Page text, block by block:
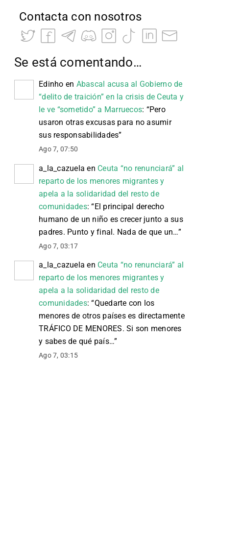
Contacta con nosotros
Se está comentando…
Edinho en Abascal acusa al Gobierno de
“delito de traición” en la crisis de Ceuta y
le ve “sometido” a Marruecos: “Pero
usaron otras excusas para no asumir
sus responsabilidades”
Ago 7, 07:50
a_la_cazuela en Ceuta “no renunciará” al
reparto de los menores migrantes y
apela a la solidaridad del resto de
comunidades: “El principal derecho
humano de un niño es crecer junto a sus
padres. Punto y final. Nada de que un…”
Ago 7, 03:17
a_la_cazuela en Ceuta “no renunciará” al
reparto de los menores migrantes y
apela a la solidaridad del resto de
comunidades: “Quedarte con los
menores de otros países es directamente
TRÁFICO DE MENORES. Si son menores
y sabes de qué país…”
Ago 7, 03:15